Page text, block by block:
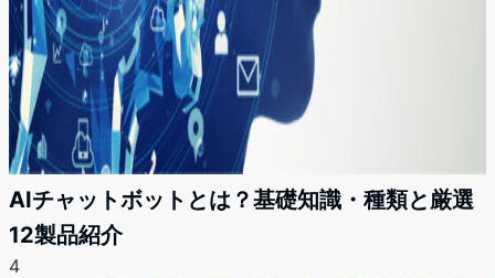
AIチャットボットとは？基礎知識・種類と厳選
12製品紹介
4